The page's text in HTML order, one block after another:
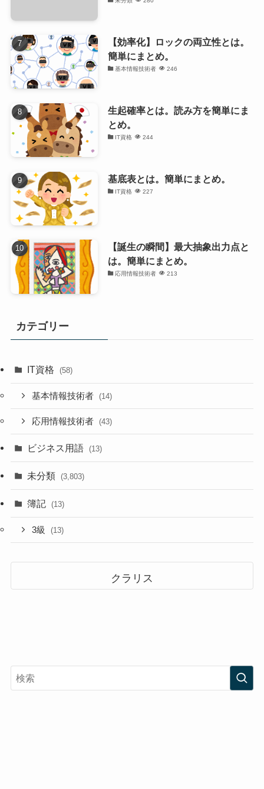
【効率化】ロックの両立性とは。
簡単にまとめ。
基本情報技術者 246
生起確率とは。読み方を簡単にま
とめ。
IT資格 244
基底表とは。簡単にまとめ。
IT資格 227
【誕生の瞬間】最大抽象出力点と
は。簡単にまとめ。
応用情報技術者 213
カテゴリー
IT資格 (58)
基本情報技術者 (14)
応用情報技術者 (43)
ビジネス用語 (13)
未分類 (3,803)
簿記 (13)
3級 (13)
クラリス